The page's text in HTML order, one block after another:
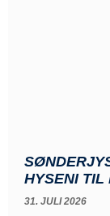
HYSENI
31. JULI 2026